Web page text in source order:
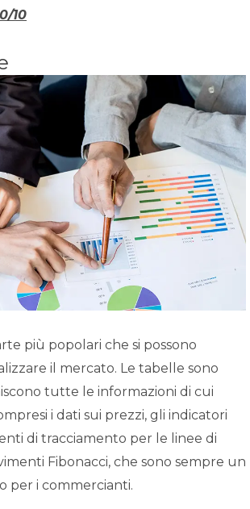
10
più popolari che si possono
il mercato. Le tabelle sono
tutte le informazioni di cui
i dati sui prezzi, gli indicatori
di tracciamento per le linee di
Fibonacci, che sono sempre un
per i commercianti.